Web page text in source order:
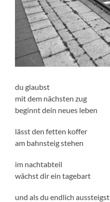
du glaubst
mit dem nächsten zug
beginnt dein neues leben
lässt den fetten koffer
am bahnsteig stehen
im nachtabteil
wächst dir ein tagebart
und als du endlich aussteigst